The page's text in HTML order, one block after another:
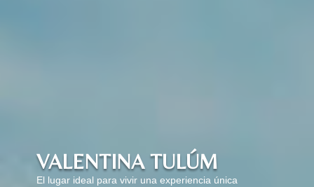
VALENTINA TULÚM
El lugar ideal para vivir una experiencia única